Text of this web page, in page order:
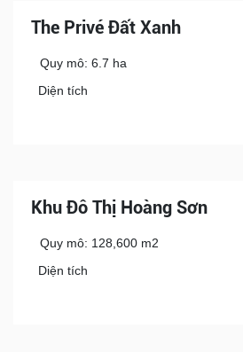
The Privé Đất Xanh
Quy mô: 6.7 ha
Diện tích
Khu Đô Thị Hoàng Sơn
Quy mô: 128,600 m2
Diện tích